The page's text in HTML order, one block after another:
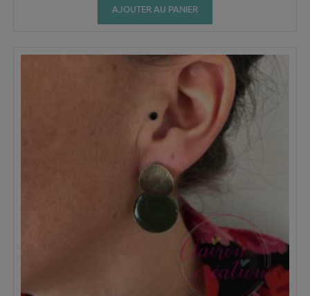
AJOUTER AU PANIER